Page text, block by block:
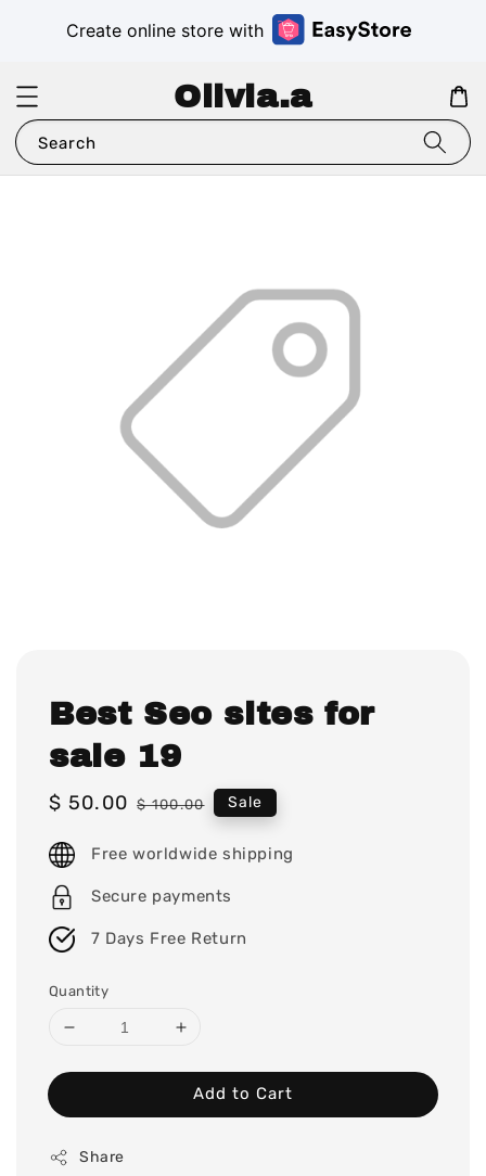
Create online store with
Olivia.a
Search
Best Seo sites for
sale 19
Sale
$ 50.00 Regular
$ 100.00 Sale
Free worldwide shipping
Secure payments
7 Days Free Return
Quantity
Add to Cart
Share